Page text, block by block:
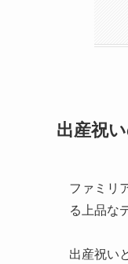
出産祝
ファミリ
る上品な
出産祝い